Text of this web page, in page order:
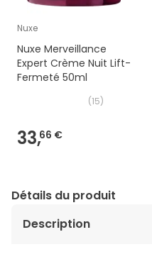
Nuxe
Nuxe Merveillance
Expert Crème Nuit Lift-
Fermeté 50ml
(15)
33,66 €
Détails du produit
Description